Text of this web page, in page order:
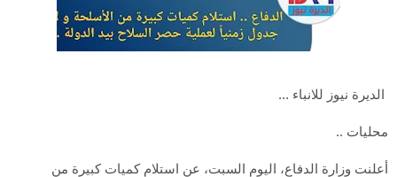
الديرة نيوز للانباء ...
محليات ..
أعلنت وزارة الدفاع، اليوم السبت، عن استلام كميات كبيرة من